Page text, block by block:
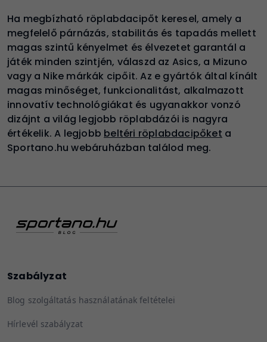
Ha megbízható röplabdacipőt keresel, amely a
megfelelő párnázás, stabilitás és tapadás mellett
magas szintű kényelmet és élvezetet garantál a
játék minden szintjén, válaszd az Asics, a Mizuno
vagy a Nike márkák cipőit. Az e gyártók által kínált
magas minőséget, funkcionalitást, alkalmazott
innovatív technológiákat és ugyanakkor vonzó
dizájnt a világ legjobb röplabdázói is nagyra
értékelik. A legjobb beltéri röplabdacipőket a
Sportano.hu webáruházban találod meg.
Szabályzat
Blog szolgáltatás használatának feltételei
Hírlevél szabályzat